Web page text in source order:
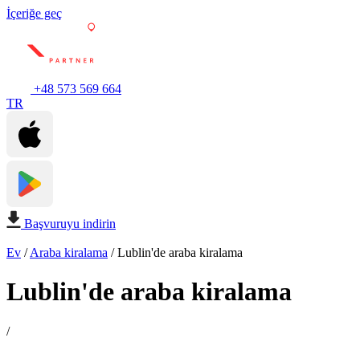
İçeriğe geç
+48 573 569 664
TR
Başvuruyu indirin
Ev /Araba kiralama /Lublin'de araba kiralama
Lublin'de araba kiralama
/